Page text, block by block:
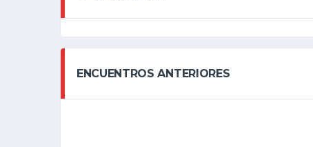
ENCUENTROS ANTERIORES